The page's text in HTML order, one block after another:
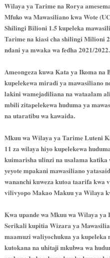
Wilaya ya Tarime na Rorya
Mfuko wa Mawasiliano kwa Wote
Shilingi Bilioni 1.5 kupeleka
Tarime na kiasi cha shilingi Milioni
ndani ya mwaka wa fedha 2021/2022.
Ameongeza kuwa Kata ya Ikoma na
kupelekewa miradi ya mawasiliano
lakini wamejadiliana na wataalam
mbili zitapelekewa huduma ya
na utaratibu wa kawaida.
Mkuu wa Wilaya ya Tarime Luteni
11 za wilaya hiyo kupelekewa
kuimarisha ulinzi na usalama katika
yeyote mpakani mawasiliano
wananchi kuweza kutoa taarifa kwa
vilivyopo Makao Makuu ya Wilaya
Kwa upande wa Mkuu wa Wilaya
Serikali kupitia Wizara ya
maamuzi waliyochukua ya
kutokana na uhitaji mkubwa wa